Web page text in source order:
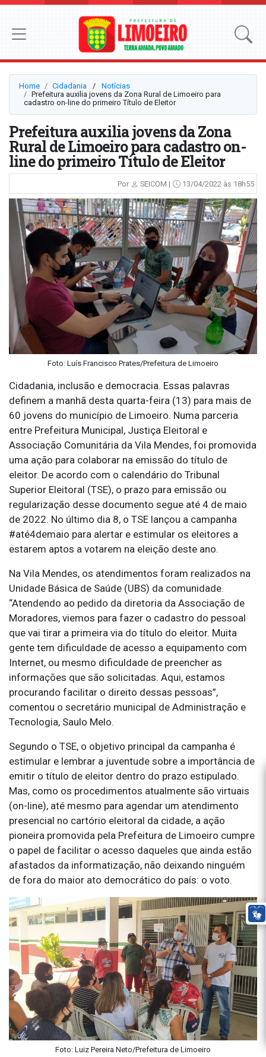
Home Cidadania ⠀/⠀ Notícias
Prefeitura auxilia jovens da Zona Rural de Limoeiro para
cadastro on-line do primeiro Título de Eleitor
Prefeitura auxilia jovens da Zona
Rural de Limoeiro para cadastro on-
line do primeiro Título de Eleitor
Por SEICOM | 13/04/2022 às 18h55
Foto: Luís Francisco Prates/Prefeitura de Limoeiro
Cidadania, inclusão e democracia. Essas palavras
definem a manhã desta quarta-feira (13) para mais de
60 jovens do município de Limoeiro. Numa parceria
entre Prefeitura Municipal, Justiça Eleitoral e
Associação Comunitária da Vila Mendes, foi promovida
uma ação para colaborar na emissão do título de
eleitor. De acordo com o calendário do Tribunal
Superior Eleitoral (TSE), o prazo para emissão ou
regularização desse documento segue até 4 de maio
de 2022. No último dia 8, o TSE lançou a campanha
#até4demaio para alertar e estimular os eleitores a
estarem aptos a votarem na eleição deste ano.
Na Vila Mendes, os atendimentos foram realizados na
Unidade Básica de Saúde (UBS) da comunidade.
“Atendendo ao pedido da diretoria da Associação de
Moradores, viemos para fazer o cadastro do pessoal
que vai tirar a primeira via do título do eleitor. Muita
gente tem dificuldade de acesso a equipamento com
Internet, ou mesmo dificuldade de preencher as
informações que são solicitadas. Aqui, estamos
procurando facilitar o direito dessas pessoas”,
comentou o secretário municipal de Administração e
Tecnologia, Saulo Melo.
Segundo o TSE, o objetivo principal da campanha é
estimular e lembrar a juventude sobre a importância de
emitir o título de eleitor dentro do prazo estipulado.
Mas, como os procedimentos atualmente são virtuais
(on-line), até mesmo para agendar um atendimento
presencial no cartório eleitoral da cidade, a ação
pioneira promovida pela Prefeitura de Limoeiro cumpre
o papel de facilitar o acesso daqueles que ainda estão
afastados da informatização, não deixando ninguém
de fora do maior ato democrático do país: o voto.
Foto: Luiz Pereira Neto/Prefeitura de Limoeiro